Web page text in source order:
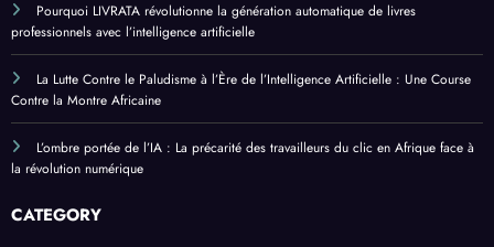
Pourquoi LIVRATA révolutionne la génération automatique de livres
professionnels avec l’intelligence artificielle
La Lutte Contre le Paludisme à l’Ère de l’Intelligence Artificielle : Une Course
Contre la Montre Africaine
L’ombre portée de l’IA : La précarité des travailleurs du clic en Afrique face à
la révolution numérique
CATEGORY